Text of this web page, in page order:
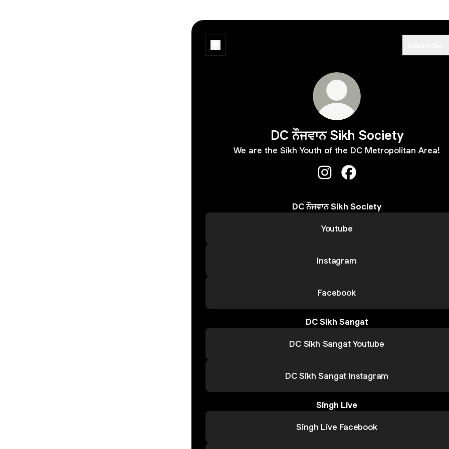
DC ਨੌਜਵਾਨ Sikh Society
We are the Sikh Youth of the DC Metropolitan Area!
DC ਨੌਜਵਾਨ Sikh Society
Youtube
Instagram
Facebook
DC Sikh Sangat
DC Sikh Sangat Youtube
DC Sikh Sangat Instagram
Singh Live
Singh Live Facebook